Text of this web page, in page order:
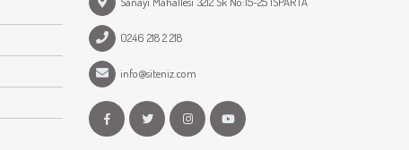
0246 218 2 218
info@siteniz.com